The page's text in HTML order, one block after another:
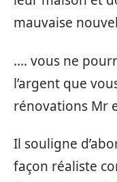
mauvaise
…. vous ne
l’argent que
rénovations Mr
Il souligne
façon réaliste